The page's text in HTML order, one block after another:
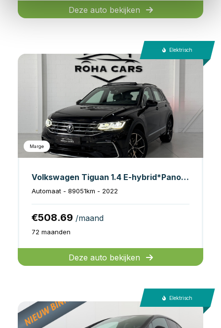
Deze auto bekijken
Elektrisch
Marge
Volkswagen Tiguan 1.4 E-hybrid*Pano*GTE*Sfeer*Memory*Stuur/stoelverwarming*
Automaat - 89051km - 2022
€508.69 /maand
72 maanden
Deze auto bekijken
Elektrisch